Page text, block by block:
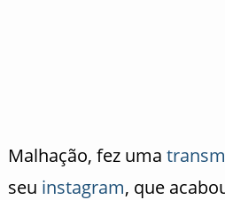
Malhação, fez uma
seu instagram, que